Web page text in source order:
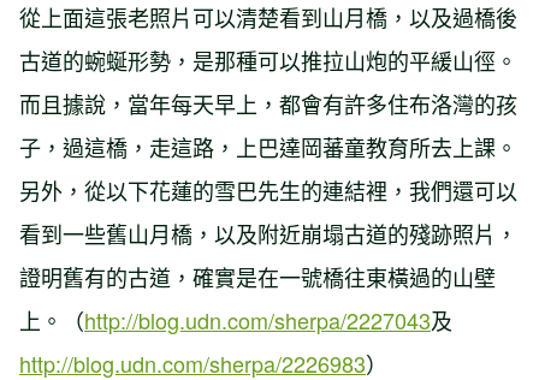
從上面這張老照片可以清楚看到山月橋，以及過橋後
古道的蜿蜒形勢，是那種可以推拉山炮的平緩山徑。
而且據說，當年每天早上，都會有許多住布洛灣的孩
子，過這橋，走這路，上巴達岡蕃童教育所去上課。
另外，從以下花蓮的雪巴先生的連結裡，我們還可以
看到一些舊山月橋，以及附近崩塌古道的殘跡照片，
證明舊有的古道，確實是在一號橋往東橫過的山壁
上。（http://blog.udn.com/sherpa/2227043及
http://blog.udn.com/sherpa/2226983）